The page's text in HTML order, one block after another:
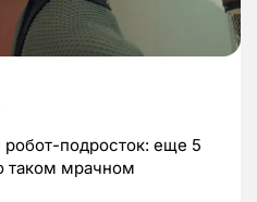
подросток: еще 5
таком мрачном